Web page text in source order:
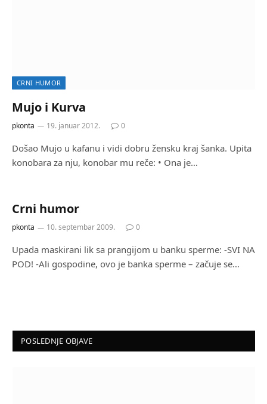
CRNI HUMOR
Mujo i Kurva
pkonta 19. januar 2012. 0
Došao Mujo u kafanu i vidi dobru žensku kraj šanka. Upita
konobara za nju, konobar mu reče: • Ona je…
Crni humor
pkonta 10. septembar 2009. 0
Upada maskirani lik sa prangijom u banku sperme: -SVI NA
POD! -Ali gospodine, ovo je banka sperme – začuje se…
POSLEDNJE OBJAVE